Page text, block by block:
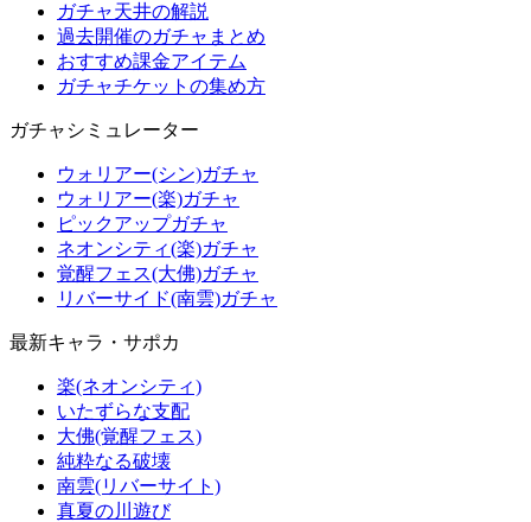
ガチャ天井の解説
過去開催のガチャまとめ
おすすめ課金アイテム
ガチャチケットの集め方
ガチャシミュレーター
ウォリアー(シン)ガチャ
ウォリアー(楽)ガチャ
ピックアップガチャ
ネオンシティ(楽)ガチャ
覚醒フェス(大佛)ガチャ
リバーサイド(南雲)ガチャ
最新キャラ・サポカ
楽(ネオンシティ)
いたずらな支配
大佛(覚醒フェス)
純粋なる破壊
南雲(リバーサイト)
真夏の川遊び